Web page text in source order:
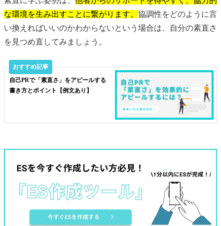
な環境を生み出すことに繋がります。 協調性をどのように言
い換えればいいのかわからないという場合は、自分の素直さ
を見つめ直してみましょう。
自己PRで「素直さ」をアピールする
書き方とポイント【例文あり】